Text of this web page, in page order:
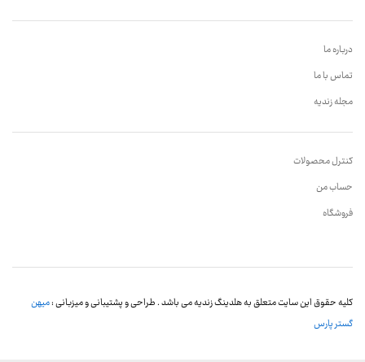
درباره ما
تماس با ما
مجله زندیه
کنترل محصولات
حساب من
فروشگاه
کلیه حقوق این سایت متعلق به هلدینگ زندیه می باشد . طراحی و پشتیبانی و میزبانی :میهن
گستر پارس